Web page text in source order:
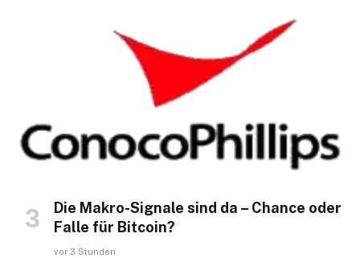
Die Makro-Signale sind da – Chance oder
Falle für Bitcoin?
vor 3 Stunden